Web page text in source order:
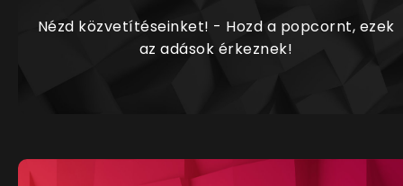
Nézd közvetítéseinket! - Hozd a popcornt, ezek
az adások érkeznek!